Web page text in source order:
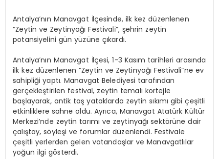
Antalya’nın Manavgat İlçesinde, ilk kez düzenlenen
“Zeytin ve Zeytinyağı Festivali”, şehrin zeytin
potansiyelini gün yüzüne çıkardı.
Antalya’nın Manavgat İlçesi, 1-3 Kasım tarihleri arasında
ilk kez düzenlenen “Zeytin ve Zeytinyağı Festivali”ne ev
sahipliği yaptı. Manavgat Belediyesi tarafından
gerçekleştirilen festival, zeytin temalı kortejle
başlayarak, antik taş yataklarda zeytin sıkımı gibi çeşitli
etkinliklere sahne oldu. Ayrıca, Manavgat Atatürk Kültür
Merkezi’nde zeytin tarımı ve zeytinyağı sektörüne dair
çalıştay, söyleşi ve forumlar düzenlendi. Festivale
çeşitli yerlerden gelen vatandaşlar ve Manavgatlılar
yoğun ilgi gösterdi.